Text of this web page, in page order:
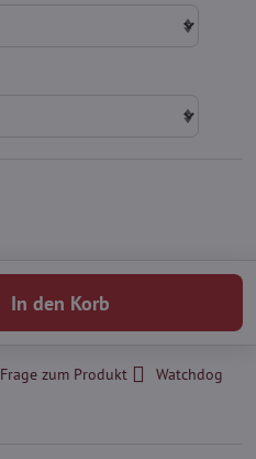
In den Korb
Frage zum Produkt
Watchdog